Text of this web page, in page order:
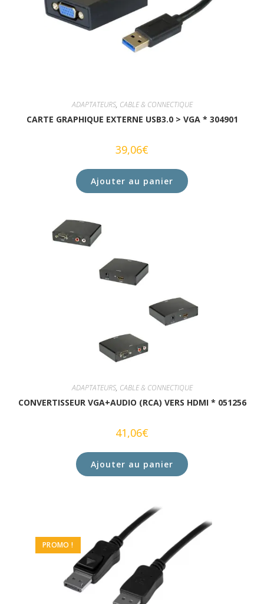
ADAPTATEURS, CABLE & CONNECTIQUE
CARTE GRAPHIQUE EXTERNE USB3.0 > VGA * 304901
39,06€
Ajouter au panier
ADAPTATEURS, CABLE & CONNECTIQUE
CONVERTISSEUR VGA+AUDIO (RCA) VERS HDMI * 051256
41,06€
Ajouter au panier
PROMO !